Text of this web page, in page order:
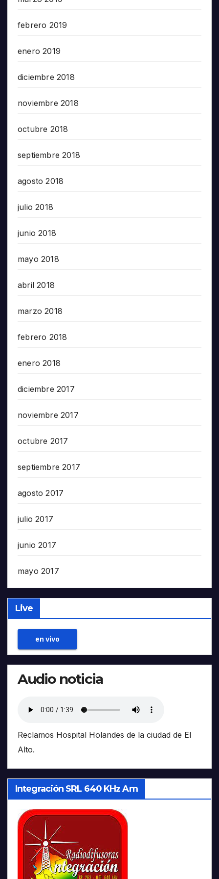
febrero 2019
enero 2019
diciembre 2018
noviembre 2018
octubre 2018
septiembre 2018
agosto 2018
julio 2018
junio 2018
mayo 2018
abril 2018
marzo 2018
febrero 2018
enero 2018
diciembre 2017
noviembre 2017
octubre 2017
septiembre 2017
agosto 2017
julio 2017
junio 2017
mayo 2017
Live
en vivo
Audio noticia
Reclamos Hospital Holandes de la ciudad de El
Alto.
Integración SRL 640 KHz Am